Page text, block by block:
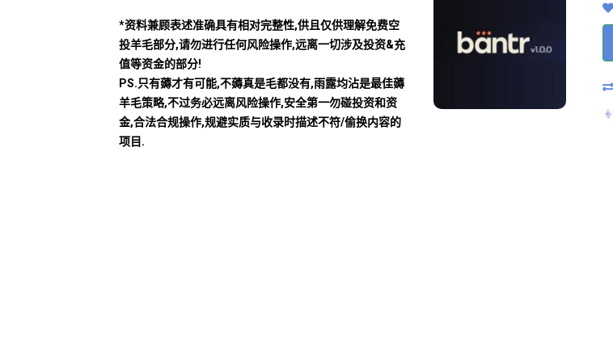
*资料兼顾表述准确具有相对完整性,供且仅供理解免费空
投羊毛部分,请勿进行任何风险操作,远离一切涉及投资&充
值等资金的部分!
PS.只有薅才有可能,不薅真是毛都没有,雨露均沾是最佳薅
羊毛策略,不过务必远离风险操作,安全第一勿碰投资和资
金,合法合规操作,规避实质与收录时描述不符/偷换内容的
项目.